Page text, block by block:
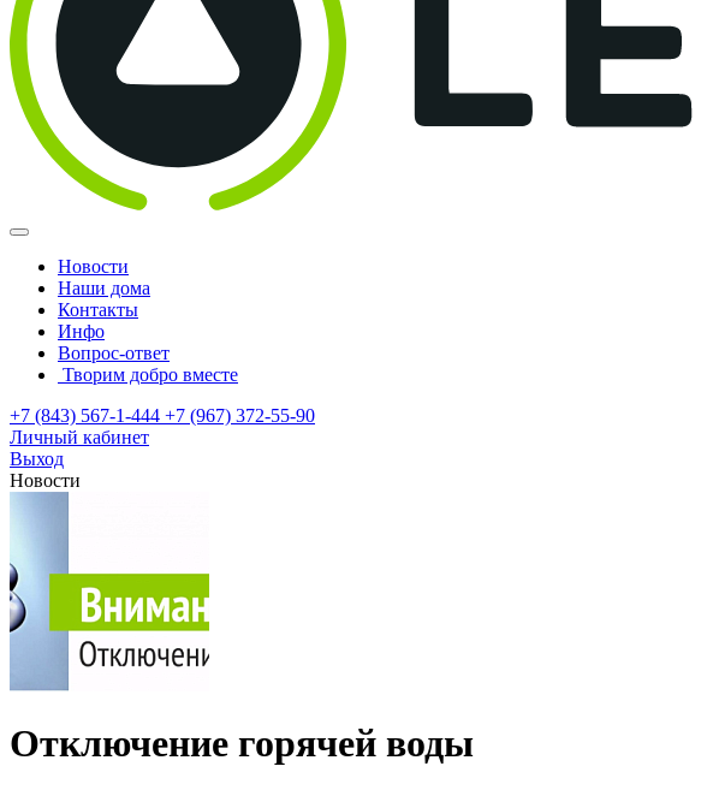
Новости
Наши дома
Контакты
Инфо
Вопрос-ответ
Творим добро вместе
+7 (843) 567-1-444 +7 (967) 372-55-90
Личный кабинет
Выход
Новости
Отключение горячей воды